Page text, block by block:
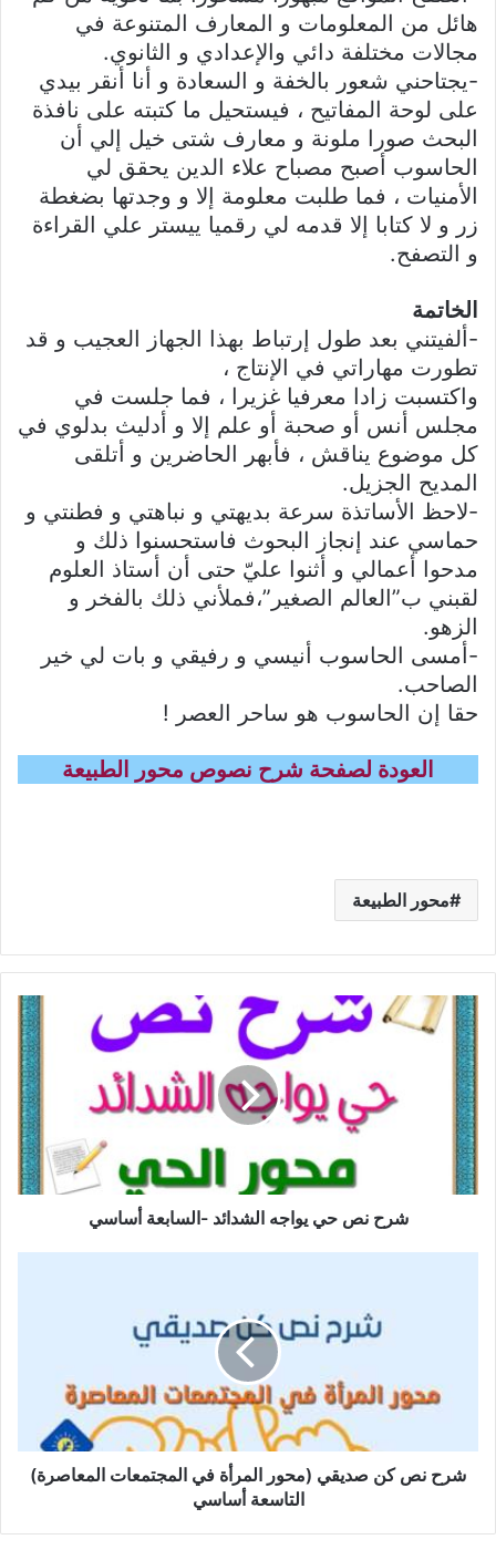
هائل من المعلومات و المعارف المتنوعة في
مجالات مختلفة دائي والإعدادي و الثانوي.
-يجتاحني شعور بالخفة و السعادة و أنا أنقر بيدي
على لوحة المفاتيح ، فيستحيل ما كتبته على نافذة
البحث صورا ملونة و معارف شتی خيل إلي أن
الحاسوب أصبح مصباح علاء الدين يحقق لي
الأمنيات ، فما طلبت معلومة إلا و وجدتها بضغطة
زر و لا كتابا إلا قدمه لي رقميا ييستر علي القراءة
و التصفح.
الخاتمة
-ألفيتني بعد طول إرتباط بهذا الجهاز العجيب و قد
تطورت مهاراتي في الإنتاج ،
واكتسبت زادا معرفيا غزيرا ، فما جلست في
مجلس أنس أو صحبة أو علم إلا و أدليث بدلوي في
كل موضوع يناقش ، فأبهر الحاضرين و أتلقى
المديح الجزيل.
-لاحظ الأساتذة سرعة بديهتي و نباهتي و فطنتي و
حماسي عند إنجاز البحوث فاستحسنوا ذلك و
مدحوا أعمالي و أثنوا عليّ حتى أن أستاذ العلوم
لقبني ب”العالم الصغير”،فملأني ذلك بالفخر و
الزهو.
-أمسى الحاسوب أنيسي و رفيقي و بات لي خير
الصاحب.
حقا إن الحاسوب هو ساحر العصر !
العودة لصفحة شرح نصوص محور الطبيعة
محور الطبيعة
شرح
نص
حي
يواجه
الشدائد
-السابعة
أساسي
شرح نص حي يواجه الشدائد -السابعة أساسي
المعاصرة)
التاسعة
شرح نص كن صديقي (محور المرأة في المجتمعات المعاصرة)
التاسعة أساسي